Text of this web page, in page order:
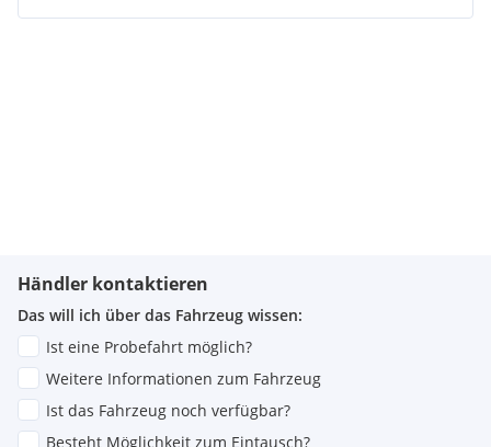
Händler kontaktieren
Das will ich über das Fahrzeug wissen:
Ist eine Probefahrt möglich?
Weitere Informationen zum Fahrzeug
Ist das Fahrzeug noch verfügbar?
Besteht Möglichkeit zum Eintausch?